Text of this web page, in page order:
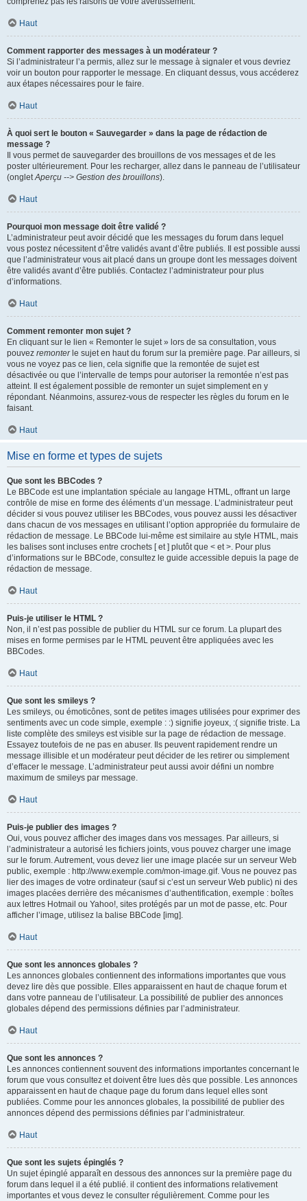
Haut
Comment rapporter des messages à un modérateur ?
Si l’administrateur l’a permis, allez sur le message à signaler et vous devriez
voir un bouton pour rapporter le message. En cliquant dessus, vous accéderez
aux étapes nécessaires pour le faire.
Haut
À quoi sert le bouton « Sauvegarder » dans la page de rédaction de
message ?
Il vous permet de sauvegarder des brouillons de vos messages et de les
poster ultérieurement. Pour les recharger, allez dans le panneau de l’utilisateur
(ongletAperçu --> Gestion des brouillons).
Haut
Pourquoi mon message doit être validé ?
L’administrateur peut avoir décidé que les messages du forum dans lequel
vous postez nécessitent d’être validés avant d’être publiés. Il est possible aussi
que l’administrateur vous ait placé dans un groupe dont les messages doivent
être validés avant d’être publiés. Contactez l’administrateur pour plus
d’informations.
Haut
Comment remonter mon sujet ?
En cliquant sur le lien « Remonter le sujet » lors de sa consultation, vous
pouvez remonterle sujet en haut du forum sur la première page. Par ailleurs, si
vous ne voyez pas ce lien, cela signifie que la remontée de sujet est
désactivée ou que l’intervalle de temps pour autoriser la remontée n’est pas
atteint. Il est également possible de remonter un sujet simplement en y
répondant. Néanmoins, assurez-vous de respecter les règles du forum en le
faisant.
Haut
Mise en forme et types de sujets
Que sont les BBCodes ?
Le BBCode est une implantation spéciale au langage HTML, offrant un large
contrôle de mise en forme des éléments d’un message. L’administrateur peut
décider si vous pouvez utiliser les BBCodes, vous pouvez aussi les désactiver
dans chacun de vos messages en utilisant l’option appropriée du formulaire de
rédaction de message. Le BBCode lui-même est similaire au style HTML, mais
les balises sont incluses entre crochets [ et ] plutôt que < et >. Pour plus
d’informations sur le BBCode, consultez le guide accessible depuis la page de
rédaction de message.
Haut
Puis-je utiliser le HTML ?
Non, il n’est pas possible de publier du HTML sur ce forum. La plupart des
mises en forme permises par le HTML peuvent être appliquées avec les
BBCodes.
Haut
Que sont les smileys ?
Les smileys, ou émoticônes, sont de petites images utilisées pour exprimer des
sentiments avec un code simple, exemple : :) signifie joyeux, :( signifie triste. La
liste complète des smileys est visible sur la page de rédaction de message.
Essayez toutefois de ne pas en abuser. Ils peuvent rapidement rendre un
message illisible et un modérateur peut décider de les retirer ou simplement
d’effacer le message. L’administrateur peut aussi avoir défini un nombre
maximum de smileys par message.
Haut
Puis-je publier des images ?
Oui, vous pouvez afficher des images dans vos messages. Par ailleurs, si
l’administrateur a autorisé les fichiers joints, vous pouvez charger une image
sur le forum. Autrement, vous devez lier une image placée sur un serveur Web
public, exemple : http://www.exemple.com/mon-image.gif. Vous ne pouvez pas
lier des images de votre ordinateur (sauf si c’est un serveur Web public) ni des
images placées derrière des mécanismes d’authentification, exemple : boîtes
aux lettres Hotmail ou Yahoo!, sites protégés par un mot de passe, etc. Pour
afficher l’image, utilisez la balise BBCode [img].
Haut
Que sont les annonces globales ?
Les annonces globales contiennent des informations importantes que vous
devez lire dès que possible. Elles apparaissent en haut de chaque forum et
dans votre panneau de l’utilisateur. La possibilité de publier des annonces
globales dépend des permissions définies par l’administrateur.
Haut
Que sont les annonces ?
Les annonces contiennent souvent des informations importantes concernant le
forum que vous consultez et doivent être lues dès que possible. Les annonces
apparaissent en haut de chaque page du forum dans lequel elles sont
publiées. Comme pour les annonces globales, la possibilité de publier des
annonces dépend des permissions définies par l’administrateur.
Haut
Que sont les sujets épinglés ?
Un sujet épinglé apparaît en dessous des annonces sur la première page du
forum dans lequel il a été publié. il contient des informations relativement
importantes et vous devez le consulter régulièrement. Comme pour les